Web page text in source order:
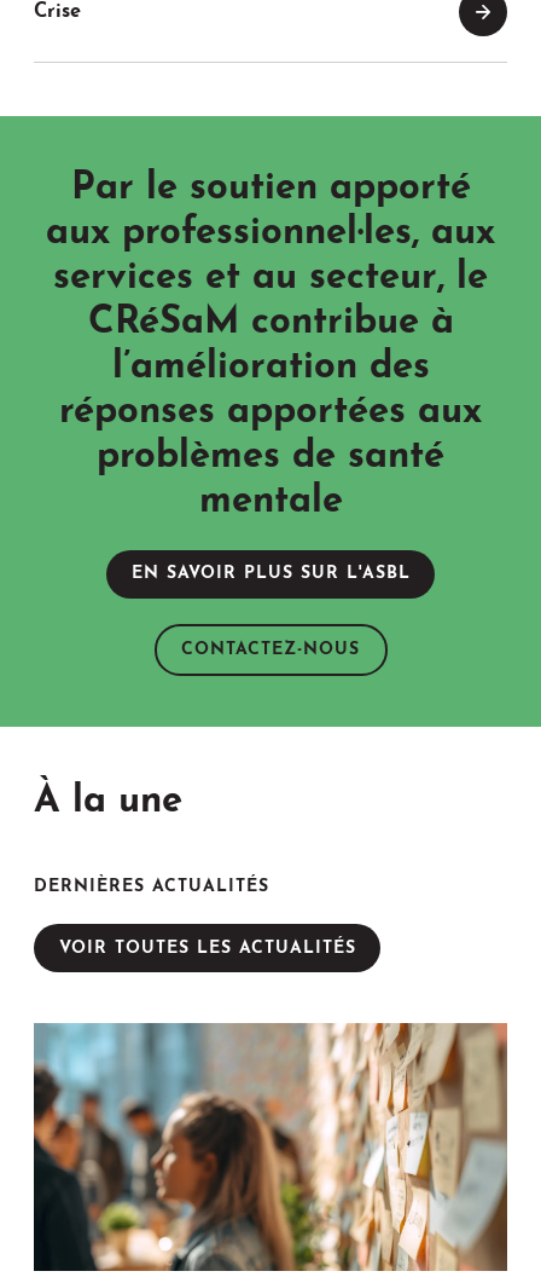
Crise
Par le soutien apporté
aux professionnel·les, aux
services et au secteur, le
CRéSaM contribue à
l’amélioration des
réponses apportées aux
problèmes de santé
mentale
EN SAVOIR PLUS SUR L'ASBL
CONTACTEZ-NOUS
À la une
DERNIÈRES ACTUALITÉS
VOIR TOUTES LES ACTUALITÉS